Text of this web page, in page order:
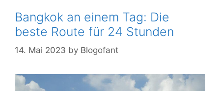
Bangkok an einem Tag: Die
beste Route für 24 Stunden
14. Mai 2023 by Blogofant